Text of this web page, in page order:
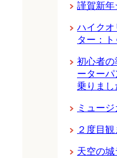
謹賀新
ハイクオ
ター：
初心者
ーター
乗りまし
ミュー
２度目
天空の